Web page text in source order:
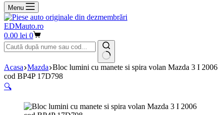
Menu
EDMauto.ro
Coș
de
cumpărături
0.00 lei 0
Niciun
rezultat
Acasa Mazda Bloc lumini cu manete si spira volan Mazda 3 I 2006
cod BP4P 17D798
🔍